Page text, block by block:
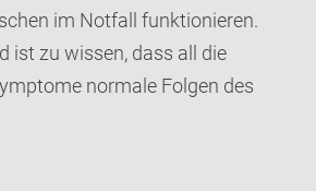
im Notfall funktionieren.
ist zu wissen, dass all die
normale Folgen des